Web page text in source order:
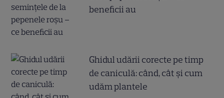
beneficii au
Ghidul udării corecte pe timp
de caniculă: când, cât şi cum
udăm plantele